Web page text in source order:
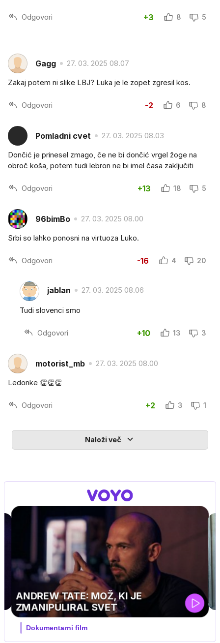
Odgovori +3 8 5
Gagg 27. 03. 2025 08.07
Zakaj potem ni slike LBJ? Luka je le zopet zgresil kos.
Odgovori -2 6 8
Pomladni cvet 27. 03. 2025 08.03
Dončić je prinesel zmago, če ne bi dončić vrgel žoge na
obroč koša, potem tudi lebron ne bi imel časa zaključiti
Odgovori +13 18 5
96bimBo 27. 03. 2025 08.00
Srbi so lahko ponosni na virtuoza Luko.
Odgovori -16 4 20
jablan 27. 03. 2025 08.06
Tudi slovenci smo
Odgovori +10 13 3
motorist_mb 27. 03. 2025 08.00
Ledonke 👏👏👏
Odgovori +2 3 1
Naloži več
MOJ PRIJATELJ PINGVIN
Film meseca / družinski, pustolovski